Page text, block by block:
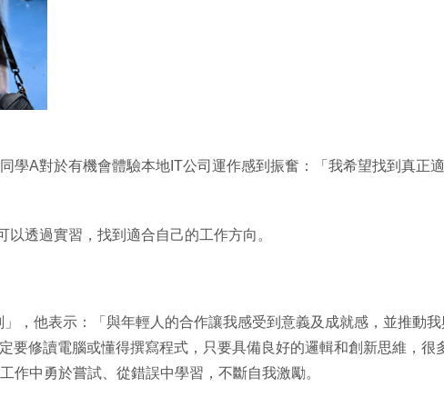
學A對於有機會體驗本地IT公司運作感到振奮：「我希望找到真正
透過實習，找到適合自己的工作方向。
，他表示：「與年輕人的合作讓我感受到意義及成就感，並推動
要修讀電腦或懂得撰寫程式，只要具備良好的邏輯和創新思維，很
作中勇於嘗試、從錯誤中學習，不斷自我激勵。